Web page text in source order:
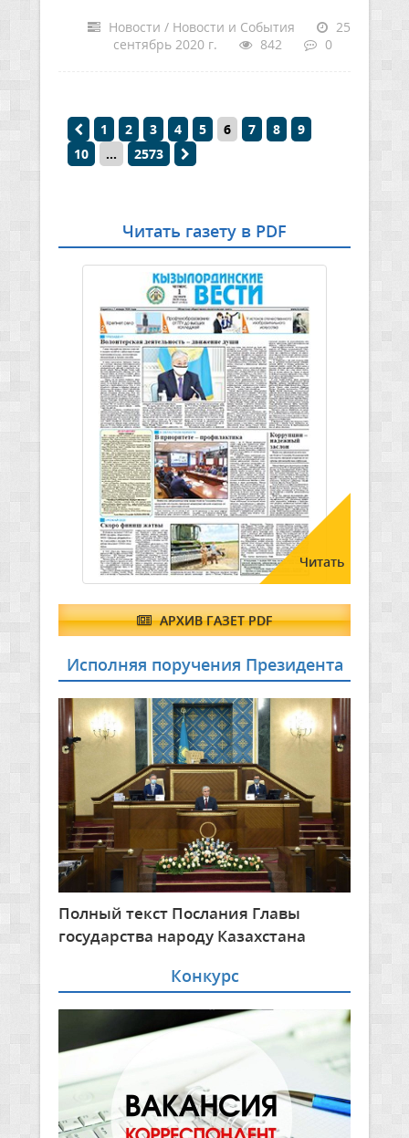
Новости / Новости и События
25
сентябрь 2020 г.
842 0
1 2 3 4 5 6 7 8
9
10
... 2573
Читать газету в PDF
Читать
АРХИВ ГАЗЕТ PDF
Исполняя поручения Президента
Полный текст Послания Главы
государства народу Казахстана
Конкурс